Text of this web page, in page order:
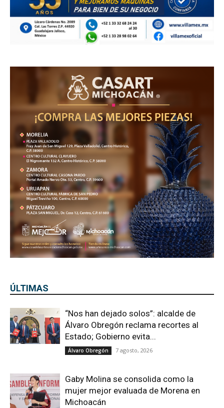
ÚLTIMAS
“Nos han dejado solos”: alcalde de
Álvaro Obregón reclama recortes al
Estado; Gobierno evita...
Álvaro Obregón 7 agosto, 2026
Gaby Molina se consolida como la
mujer mejor evaluada de Morena en
Michoacán